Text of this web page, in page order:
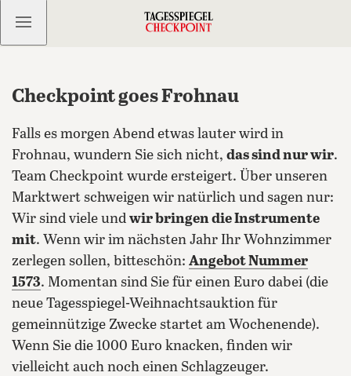
Kostenlos anmelden
Checkpoint goes Frohnau
Falls es morgen Abend etwas lauter wird in
Frohnau, wundern Sie sich nicht, das sind nur wir.
Team Checkpoint wurde ersteigert. Über unseren
Marktwert schweigen wir natürlich und sagen nur:
Wir sind viele und wir bringen die Instrumente
mit. Wenn wir im nächsten Jahr Ihr Wohnzimmer
zerlegen sollen, bitteschön: Angebot Nummer
1573. Momentan sind Sie für einen Euro dabei (die
neue Tagesspiegel-Weihnachtsauktion für
gemeinnützige Zwecke startet am Wochenende).
Wenn Sie die 1000 Euro knacken, finden wir
vielleicht auch noch einen Schlagzeuger.